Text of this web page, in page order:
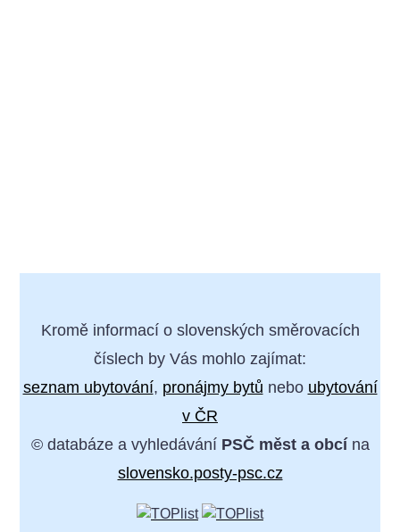
Kromě informací o slovenských směrovacích
číslech by Vás mohlo zajímat:
seznam ubytování, pronájmy bytů nebo ubytování
v ČR
© databáze a vyhledávání PSČ měst a obcína
slovensko.posty-psc.cz